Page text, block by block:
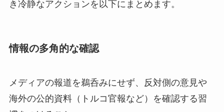
き冷静なアクションを以下にまとめます。
情報の多角的な確認
メディアの報道を鵜呑みにせず、反対側の意見や
海外の公的資料（トルコ官報など）を確認する習